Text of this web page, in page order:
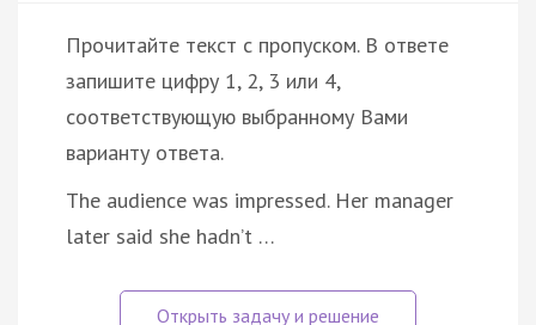
Прочитайте текст с пропуском. В ответе
запишите цифру 1, 2, 3 или 4,
соответствующую выбранному Вами
варианту ответа.
The audience was impressed. Her manager
later said she hadn’t …